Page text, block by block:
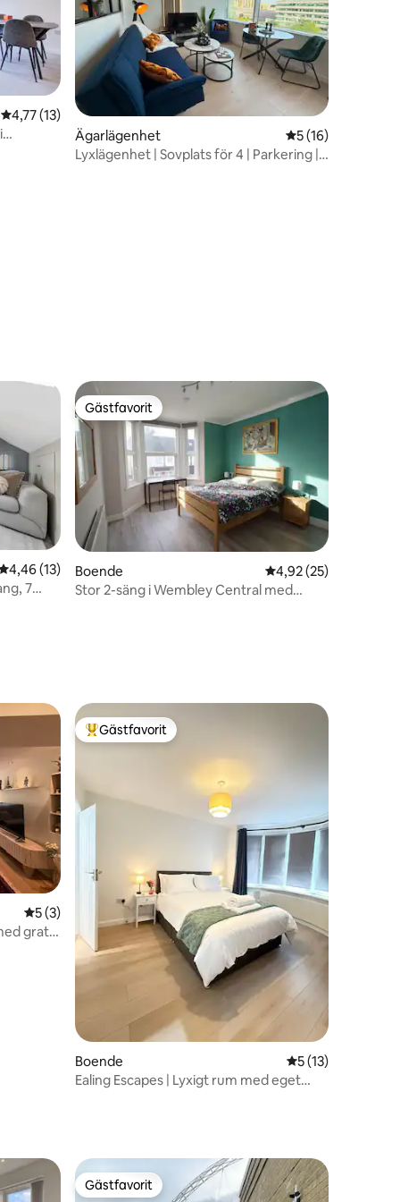
4,77 av 5 i genomsnittligt betyg, 13 omdömen
4,77 (13)
Ägarlägenhet 5 av 5 i
5 (16)
Lyxlägenhet | Sovplats för 4 | Parkering |
av 5 i genomsnittligt betyg, 13 omdömen
4,46 (13)
7
Gästfavorit
Gästfavorit
Boende 4,92 av 5 i
4,92 (25)
Stor 2-säng i Wembley Central med
5 av 5 i genomsnittligt betyg, 3 omdömen
5 (3)
gratis
Populär gästfavorit
Gästfavorit
Boende 5 av 5 i
5 (13)
Ealing Escapes | Lyxigt rum med eget
Gästfavorit
Gästfavorit